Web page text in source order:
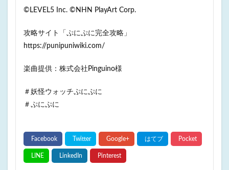
©LEVEL5 Inc. ©NHN PlayArt Corp.
攻略サイト「ぷにぷに完全攻略」
https://punipuniwiki.com/
楽曲提供：株式会社Pinguino様
＃妖怪ウォッチぷにぷに
＃ぷにぷに